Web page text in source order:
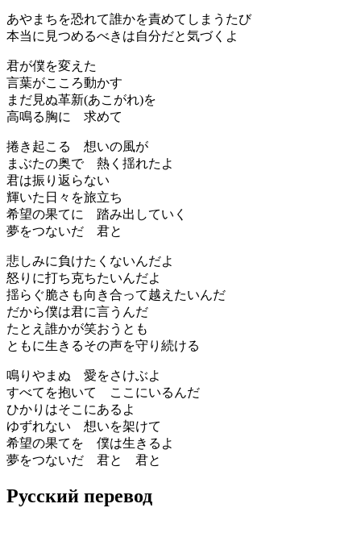
あやまちを恐れて誰かを責めてしまうたび
本当に見つめるべきは自分だと気づくよ
君が僕を変えた
言葉がこころ動かす
まだ見ぬ革新(あこがれ)を
高鳴る胸に 求めて
捲き起こる 想いの風が
まぶたの奥で 熱く揺れたよ
君は振り返らない
輝いた日々を旅立ち
希望の果てに 踏み出していく
夢をつないだ 君と
悲しみに負けたくないんだよ
怒りに打ち克ちたいんだよ
揺らぐ脆さも向き合って越えたいんだ
だから僕は君に言うんだ
たとえ誰かが笑おうとも
ともに生きるその声を守り続ける
鳴りやまぬ 愛をさけぶよ
すべてを抱いて ここにいるんだ
ひかりはそこにあるよ
ゆずれない 想いを架けて
希望の果てを 僕は生きるよ
夢をつないだ 君と 君と
Русский перевод